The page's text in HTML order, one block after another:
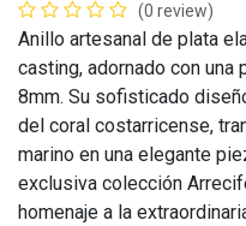
(0 review)
Anillo artesanal de plata
casting, adornado con
8mm. Su sofisticado
del coral costarricense,
marino en una elegante
exclusiva colección
homenaje a la